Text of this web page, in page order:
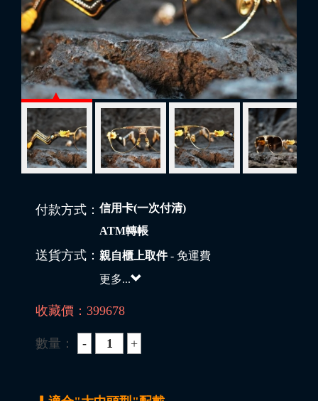
付款方式： 信用卡(一次付清)
ATM轉帳
送貨方式： 親自櫃上取件- 免運費
更多...
收藏價： 399678
數量：